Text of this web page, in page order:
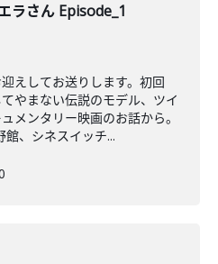
ラさん Episode_1
えしてお送りします。初回
やまない伝説のモデル、ツイ
メンタリー映画のお話から。
、シネスイッチ...